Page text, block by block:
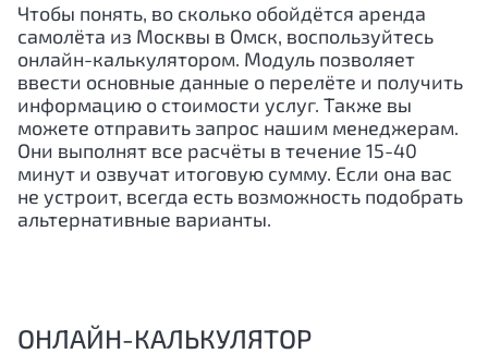
Чтобы понять, во сколько обойдётся аренда
самолёта из Москвы в Омск, воспользуйтесь
онлайн-калькулятором. Модуль позволяет
ввести основные данные о перелёте и получить
информацию о стоимости услуг. Также вы
можете отправить запрос нашим менеджерам.
Они выполнят все расчёты в течение 15-40
минут и озвучат итоговую сумму. Если она вас
не устроит, всегда есть возможность подобрать
альтернативные варианты.
ОНЛАЙН-КАЛЬКУЛЯТОР